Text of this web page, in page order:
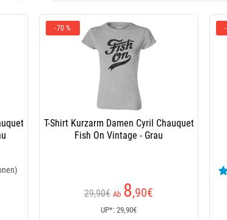
-70 %
T-Shirt Kurzarm Damen Cyril Chauquet
Fish On Vintage - Grau
29,90€ Ab 8,90€
UP*: 29,90€